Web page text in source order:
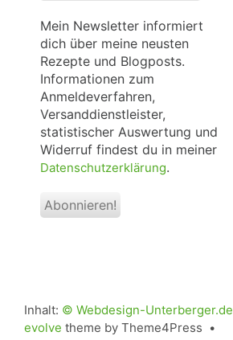
Mein Newsletter informiert
dich über meine neusten
Rezepte und Blogposts.
Informationen zum
Anmeldeverfahren,
Versanddienstleister,
statistischer Auswertung und
Widerruf findest du in meiner
Datenschutzerklärung.
Inhalt: © Webdesign-Unterberger.de
evolve theme by Theme4Press •